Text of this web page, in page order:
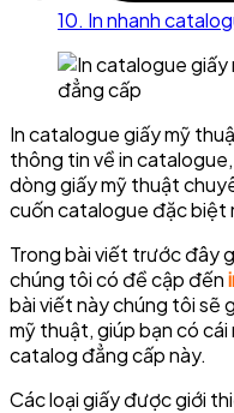
10. In nhanh
In catalogue giấy mỹ
thông tin về in
dòng giấy mỹ thuật
cuốn catalogue đặc biệt
Trong bài viết trước đây
chúng tôi có đề cập đến
bài viết này chúng tôi sẽ
mỹ thuật, giúp bạn có
catalog đẳng cấp này.
Các loại giấy được giới